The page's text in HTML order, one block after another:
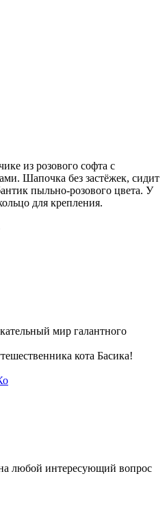
из розового софта с
Шапочка без застёжек, сидит
пыльно-розового цвета. У
для крепления.
мир галантного
кота Басика!
любой интересующий вопрос